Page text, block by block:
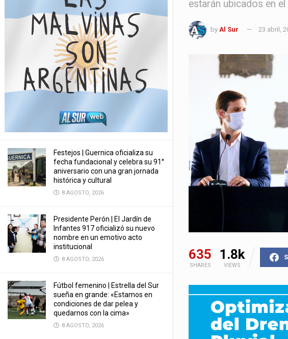
Festejos | Guernica oficializa su
fecha fundacional y celebra su 91°
aniversario con una gran jornada
histórica y cultural
8 AGOSTO, 2026
Presidente Perón | El Jardín de
Infantes 917 oficializó su nuevo
nombre en un emotivo acto
institucional
8 AGOSTO, 2026
Fútbol femenino | Estrella del Sur
sueña en grande: «Estamos en
condiciones de dar pelea y
quedarnos con la cima»
8 AGOSTO, 2026
estarán ubicados en
by Al Sur 23 abril,
635
SHARES
1.8k
VIEWS